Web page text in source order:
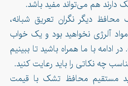
دارند هم می‌تواند مفید باشد.
دیگر نگران تعریق شبانه،
آلرژی نخواهید بود و یک خواب
ادامه با ما همراه باشید تا ببینیم
چه نکاتی را باید رعایت کنید.
مستقیم محافظ تشک با قیمت